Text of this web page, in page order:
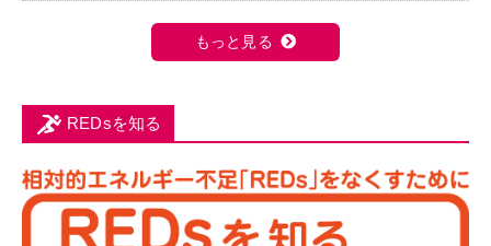
もっと見る
REDsを知る